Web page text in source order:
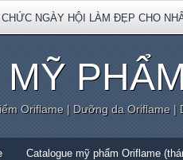
NGÀY HỘI LÀM ĐẸP CHO
MỸ
Oriflame | Dưỡng da Oriflame
Catalogue mỹ phẩm Oriflame